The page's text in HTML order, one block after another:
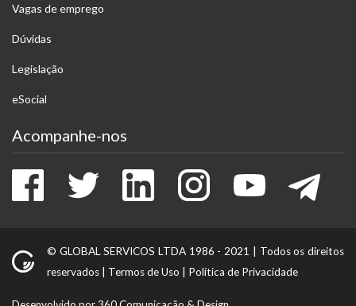
Vagas de emprego
Dúvidas
Legislação
eSocial
Acompanhe-nos
FacebookTwitter LinkedInInstagramYoutube
© GLOBAL SERVICOS LTDA 1986 - 2021 | Todos os direitos
reservados
Termos de Uso Política de Privacidade